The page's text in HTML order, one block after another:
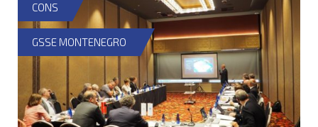
CONS
GSSE MONTENEGRO